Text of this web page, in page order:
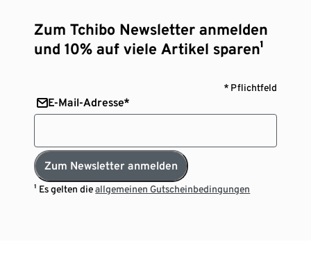
Zum Tchibo Newsletter anmelden
und 10% auf viele Artikel sparen¹
* Pflichtfeld
E-Mail-Adresse*
Zum Newsletter anmelden
¹ Es gelten dieallgemeinen Gutscheinbedingungen